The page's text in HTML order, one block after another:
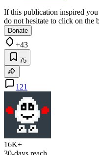
If this publication inspired
do not hesitate to click on the
Donate
+43
75
121
16K+
30-days reach